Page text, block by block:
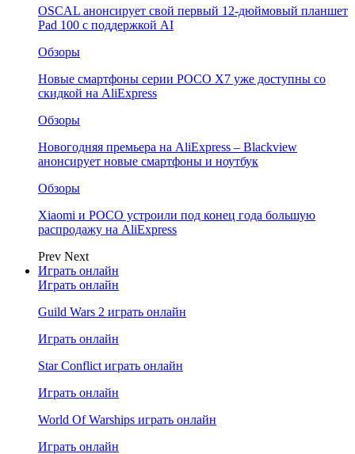
OSCAL анонсирует свой первый 12-дюймовый планшет
Pad 100 с поддержкой AI
Обзоры
Новые смартфоны серии POCO X7 уже доступны со
скидкой на AliExpress
Обзоры
Новогодняя премьера на AliExpress – Blackview
анонсирует новые смартфоны и ноутбук
Обзоры
Xiaomi и POCO устроили под конец года большую
распродажу на AliExpress
Prev Next
Играть онлайн
Играть онлайн
Guild Wars 2 играть онлайн
Играть онлайн
Star Conflict играть онлайн
Играть онлайн
World Of Warships играть онлайн
Играть онлайн